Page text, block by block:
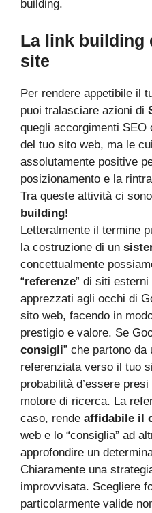
building.
La link building
site
Per rendere appetibile il
puoi tralasciare azioni di
quegli accorgimenti SEO
del tuo sito web, ma le
assolutamente positive
posizionamento e la
Tra queste attività ci
building!
Letteralmente il termine
la costruzione di un
concettualmente
“referenze” di siti
apprezzati agli occhi di
sito web, facendo in
prestigio e valore. Se
consigli” che partono da
referenziata verso il tuo
probabilità d’essere
motore di ricerca. La
caso, rende affidabile il
web e lo “consiglia” ad
approfondire un
Chiaramente una
improvvisata. Scegliere
particolarmente valide